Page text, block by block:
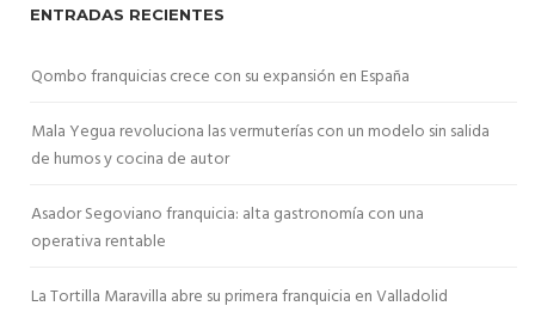
ENTRADAS RECIENTES
Qombo franquicias crece con su expansión en España
Mala Yegua revoluciona las vermuterías con un modelo sin salida
de humos y cocina de autor
Asador Segoviano franquicia: alta gastronomía con una
operativa rentable
La Tortilla Maravilla abre su primera franquicia en Valladolid